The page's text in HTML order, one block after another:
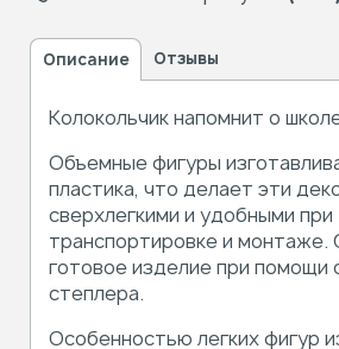
Описание Отзывы
Колокольчик напомнит о
Объемные фигуры
пластика, что делает эти
сверхлегкими и удобными при
транспортировке и монтаже.
готовое изделие при помощи
степлера.
Особенностью легких фигур